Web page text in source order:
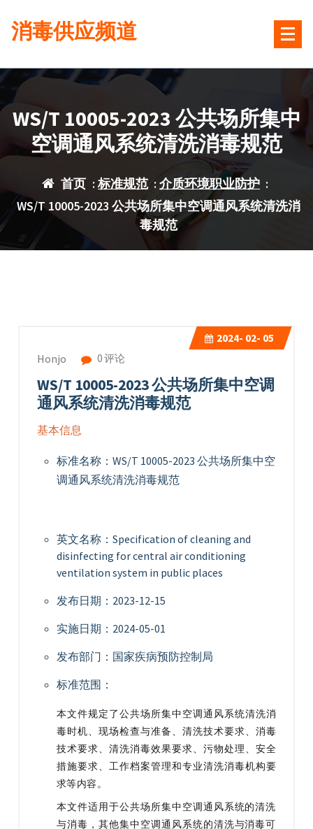
容
消毒供应频道
WS/T 10005-2023 公共场所集中
空调通风系统清洗消毒规范
首页 :标准规范:介质环境职业防护 :
WS/T 10005-2023 公共场所集中空调通风系统清洗消
毒规范
2024- 02- 05
Honjo 0 评论
WS/T 10005-2023 公共场所集中空调
通风系统清洗消毒规范
基本信息
标准名称：WS/T 10005-2023 公共场所集中空
调通风系统清洗消毒规范
英文名称：Specification of cleaning and
disinfecting for central air conditioning
ventilation system in public places
发布日期：2023-12-15
实施日期：2024-05-01
发布部门：国家疾病预防控制局
标准范围：
本文件规定了公共场所集中空调通风系统清洗消
毒时机、现场检查与准备、清洗技术要求、消毒
技术要求、清洗消毒效果要求、污物处理、安全
措施要求、工作档案管理和专业清洗消毒机构要
求等内容。
本文件适用于公共场所集中空调通风系统的清洗
与消毒，其他集中空调通风系统的清洗与消毒可